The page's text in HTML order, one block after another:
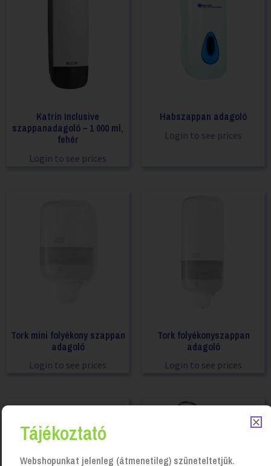
Katrin Inclusive
szappanadagoló – 1 000 ml,
fehér
Login to see prices
Habszappan adagoló
Login to see prices
Tork mini folyékony szappan
adagoló
Login to see prices
Tork folyékonyszappan
adagoló
Login to see prices
Tájékoztató
Webshopunkat jelenleg (átmenetileg) szüneteltetjük.